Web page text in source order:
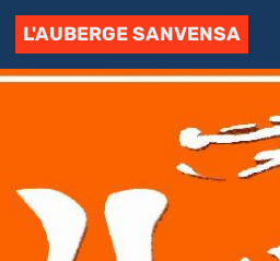
L'AUBERGE SANVENSA